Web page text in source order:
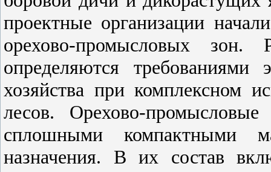
проектные организации
орехово-промысловых зон.
определяются требованиями
хозяйства при комплексном
лесов. Орехово-
сплошными компактными
назначения. В их состав